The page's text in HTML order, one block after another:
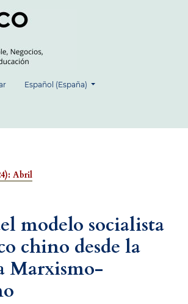
Español (España)
Abril
modelo socialista
chino desde la
Marxismo-